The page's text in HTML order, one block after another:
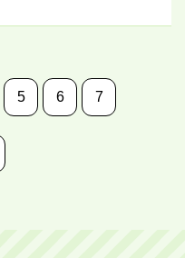
5 6 7